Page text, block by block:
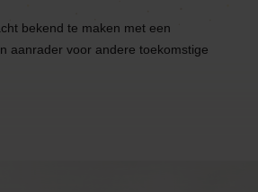
bekend te maken met een
aanrader voor andere toekomstige